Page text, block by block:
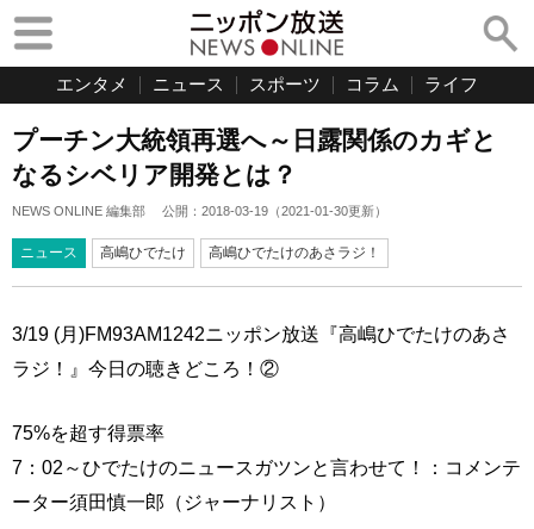
エンタメ ニュース スポーツ コラム ライフ
プーチン大統領再選へ～日露関係のカギと
なるシベリア開発とは？
NEWS ONLINE 編集部 公開： 2018-03-19 （2021-01-30更新）
ニュース 高嶋ひでたけ 高嶋ひでたけのあさラジ！
3/19 (月)FM93AM1242ニッポン放送『高嶋ひでたけのあさ
ラジ！』今日の聴きどころ！②
75%を超す得票率
7：02～ひでたけのニュースガツンと言わせて！：コメンテ
ーター須田慎一郎（ジャーナリスト）